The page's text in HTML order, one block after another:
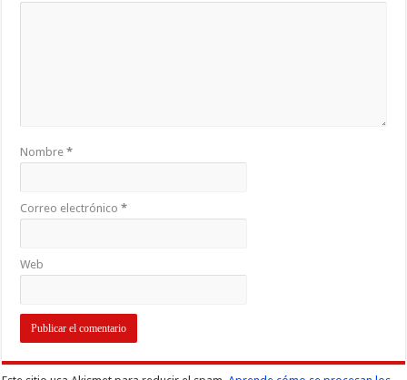
Nombre*
Correo electrónico*
Web